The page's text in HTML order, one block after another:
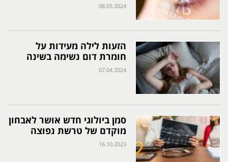
08.05.2024
הזעות לילה מעידות על
חומרת דום נשימה בשינה
07.04.2024
סמן ביולוגי חדש אושר לאבחון
מוקדם של טרשת נפוצה
16.10.2023